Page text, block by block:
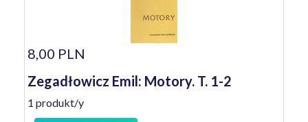
8,00 PLN
Zegadłowicz Emil: Motory. T. 1-2
1 produkt/y